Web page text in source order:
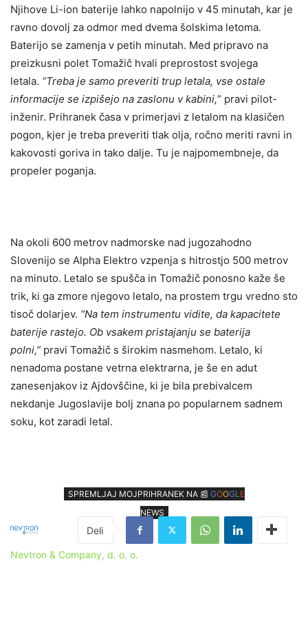
Njihove Li-ion baterije lahko napolnijo v 45 minutah, kar je
ravno dovolj za odmor med dvema šolskima letoma.
Baterijo se zamenja v petih minutah. Med pripravo na
preizkusni polet Tomažič hvali preprostost svojega
letala. “Treba je samo preveriti trup letala, vse ostale
informacije se izpišejo na zaslonu v kabini,” pravi pilot-
inženir. Prihranek časa v primerjavi z letalom na klasičen
pogon, kjer je treba preveriti tlak olja, ročno meriti ravni in
kakovosti goriva in tako dalje. Tu je najpomembneje, da
propeler poganja.
Na okoli 600 metrov nadmorske nad jugozahodno
Slovenijo se Alpha Elektro vzpenja s hitrostjo 500 metrov
na minuto. Letalo se spušča in Tomažič ponosno kaže še
trik, ki ga zmore njegovo letalo, na prostem trgu vredno sto
tisoč dolarjev. “Na tem instrumentu vidite, da kapacitete
baterije rastejo. Ob vsakem pristajanju se baterija
polni,” pravi Tomažič s širokim nasmehom. Letalo, ki
nenadoma postane vetrna elektrarna, je še en adut
zanesenjakov iz Ajdovščine, ki je bila prebivalcem
nekdanje Jugoslavije bolj znana po popularnem sadnem
soku, kot zaradi letal.
SPREMLJAJ MOJPRIHRANEK NA 📰 GOOGL E
NEWS
Nevtron & Company, d. o. o.